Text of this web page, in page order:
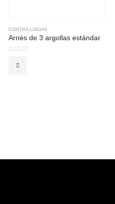
CONTRA CAIDAS
Arnés de 3 argollas estándar